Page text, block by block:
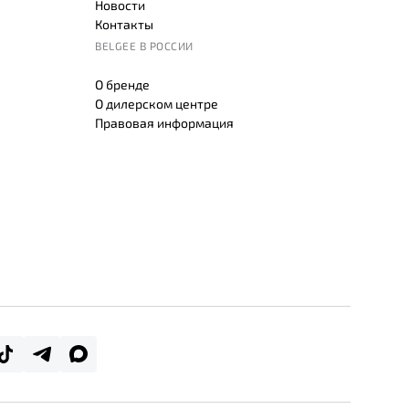
Новости
Контакты
BELGEE В РОССИИ
О бренде
О дилерском центре
Правовая информация